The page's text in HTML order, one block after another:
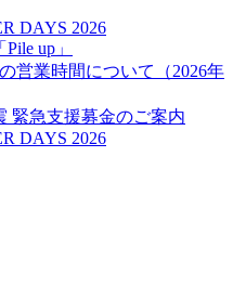
DAYS 2026
up」
営業時間について（2026年
緊急支援募金のご案内
DAYS 2026